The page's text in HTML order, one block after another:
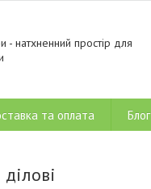
- натхненний простір для
та оплата Блог